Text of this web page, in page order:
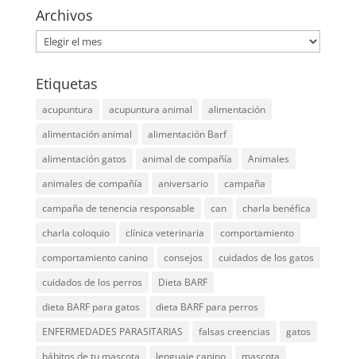
Archivos
Archivos
Etiquetas
acupuntura acupuntura animal
alimentación
alimentación animal
alimentación Barf
alimentación gatos
animal de compañía
Animales
animales de compañía
aniversario
campaña
campaña de tenencia responsable
can
charla benéfica
charla coloquio
clínica veterinaria
comportamiento
comportamiento canino
consejos
cuidados de los gatos
cuidados de los perros
Dieta BARF
dieta BARF para gatos
dieta BARF para perros
ENFERMEDADES PARASITARIAS
falsas creencias
gatos
hábitos de tu mascota
lenguaje canino
mascota